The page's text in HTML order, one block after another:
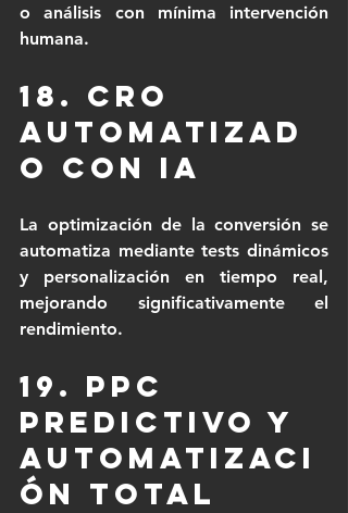
o análisis con mínima intervención
humana.
18. CRO
automatizad
o con IA
La optimización de la conversión se
automatiza mediante tests dinámicos
y personalización en tiempo real,
mejorando significativamente el
rendimiento.
19. PPC
predictivo y
automatizaci
ón total